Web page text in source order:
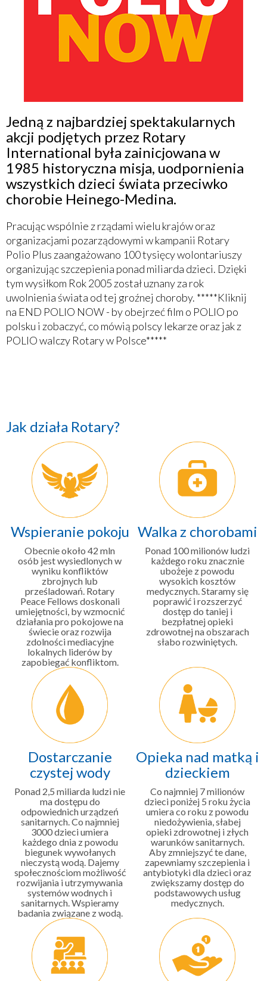
Jedną z najbardziej spektakularnych
akcji podjętych przez Rotary
International była zainicjowana w
1985 historyczna misja, uodpornienia
wszystkich dzieci świata przeciwko
chorobie Heinego-Medina.
Pracując wspólnie z rządami wielu krajów oraz
organizacjami pozarządowymi w kampanii Rotary
Polio Plus zaangażowano 100 tysięcy wolontariuszy
organizując szczepienia ponad miliarda dzieci. Dzięki
tym wysiłkom Rok 2005 został uznany za rok
uwolnienia świata od tej groźnej choroby. *****Kliknij
na END POLIO NOW - by obejrzeć film o POLIO po
polsku i zobaczyć, co mówią polscy lekarze oraz jak z
POLIO walczy Rotary w Polsce*****
Jak działa Rotary?
Wspieranie pokoju
Obecnie około 42 mln
osób jest wysiedlonych w
wyniku konfliktów
zbrojnych lub
prześladowań. Rotary
Peace Fellows doskonali
umiejętności, by wzmocnić
działania pro pokojowe na
świecie oraz rozwija
zdolności mediacyjne
lokalnych liderów by
zapobiegać konfliktom.
Walka z chorobami
Ponad 100 milionów ludzi
każdego roku znacznie
ubożeje z powodu
wysokich kosztów
medycznych. Staramy się
poprawić i rozszerzyć
dostęp do taniej i
bezpłatnej opieki
zdrowotnej na obszarach
słabo rozwiniętych.
Dostarczanie
czystej wody
Ponad 2,5 miliarda ludzi nie
ma dostępu do
odpowiednich urządzeń
sanitarnych. Co najmniej
3000 dzieci umiera
każdego dnia z powodu
biegunek wywołanych
nieczystą wodą. Dajemy
społecznościom możliwość
rozwijania i utrzymywania
systemów wodnych i
sanitarnych. Wspieramy
badania związane z wodą.
Opieka nad matką i
dzieckiem
Co najmniej 7 milionów
dzieci poniżej 5 roku życia
umiera co roku z powodu
niedożywienia, słabej
opieki zdrowotnej i złych
warunków sanitarnych.
Aby zmniejszyć te dane,
zapewniamy szczepienia i
antybiotyki dla dzieci oraz
zwiększamy dostęp do
podstawowych usług
medycznych.